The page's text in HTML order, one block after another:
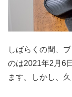
しばらくの間、
のは2021年2月6
ます。しかし、